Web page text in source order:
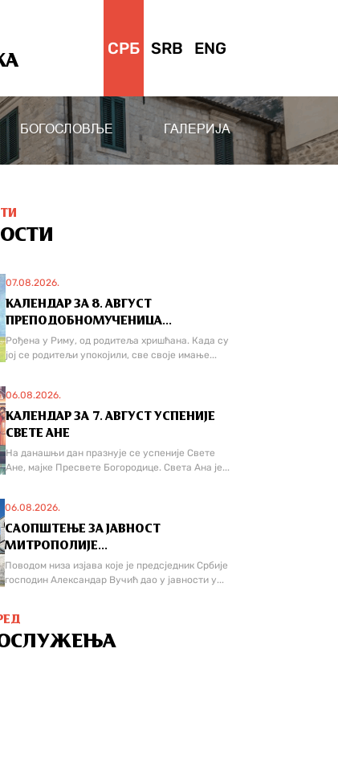
СРБ SRB ENG
БОГОСЛОВЉЕ ГАЛЕРИЈА
07.08.2026.
КАЛЕНДАР ЗА 8. АВГУСТ
ПРЕПОДОБНОМУЧЕНИЦА...
Рођена у Риму, од родитеља хришћана. Када су
јој се родитељи упокојили, све своје имање...
06.08.2026.
КАЛЕНДАР ЗА 7. АВГУСТ УСПЕНИЈЕ
СВЕТЕ АНЕ
На данашњи дан празнује се успеније Свете
Ане, мајке Пресвете Богородице. Света Ана је...
06.08.2026.
САОПШТЕЊЕ ЗА ЈАВНОСТ
МИТРОПОЛИЈЕ...
Поводом низа изјава које је предсједник Србије
господин Александар Вучић дао у јавности у...